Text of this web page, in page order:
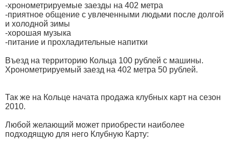
-хронометрируемые заезды на 402 метра
-приятное общение с увлеченными людьми после долгой
и холодной зимы
-хорошая музыка
-питание и прохладительные напитки
Въезд на территорию Кольца 100 рублей с машины.
Хронометрируемый заезд на 402 метра 50 рублей.
Так же на Кольце начата продажа клубных карт на сезон
2010.
Любой желающий может приобрести наиболее
подходящую для него Клубную Карту: